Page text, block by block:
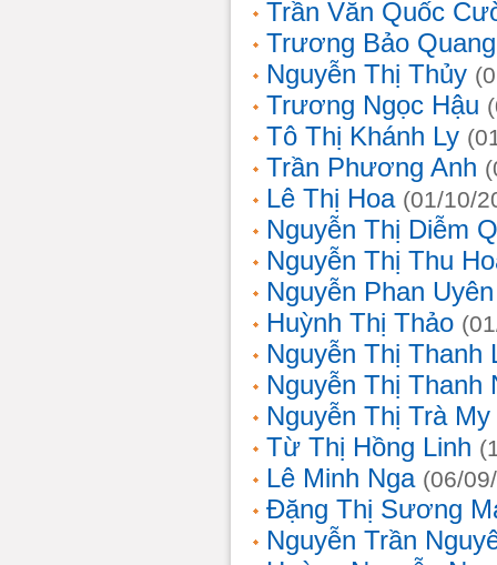
Trần Văn Quốc
Trương Bảo
Nguyễn Thị Thủy
Trương Ngọc Hậu
Tô Thị Khánh Ly
Trần Phương Anh
Lê Thị Hoa (01/10/
Nguyễn Thị Diễm
Nguyễn Thị Thu
Nguyễn Phan
Huỳnh Thị Thảo
Nguyễn Thị Thanh
Nguyễn Thị Thanh
Nguyễn Thị Trà My
Từ Thị Hồng Linh
Lê Minh Nga (06/
Đặng Thị Sương
Nguyễn Trần